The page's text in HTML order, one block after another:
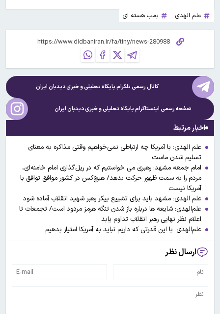
علم الهدی بمب هسته ای
کانال رسمی تلگرام پایگاه تحلیلی و خبریدیدبان ایران
صفحه رسمی اینستاگرام پایگاه تحلیلی و خبریدیدبان ایران
اخبار مرتبط
علم الهدی: با آمریکا چه ارتباطی نمی‌خواهیم وقتی مذاکره به معنای
تسلیم شدن ماست
امام جمعه مشهد: رهبری می خواستیم که در ریل‌گذاری امام خامنه‌ای،
مردم را به سمت ظهور حرکت بدهد/ هیچ‌کس در کشور موافق توافق با
آمریکا نیست
علم الهدی: مشهد باید برای تشییع پیکر رهبر شهید انقلاب آماده شود
علم‌الهدی: شایعه ها درباره باز شدن تنگه هرمز مردود است/ تجمعات تا
اعلام نظر نهایی رهبر انقلاب تداوم یابد
علم‌الهدی: با این قدرتی که داریم نباید به آمریکا امتیاز بدهیم
ارسال نظر